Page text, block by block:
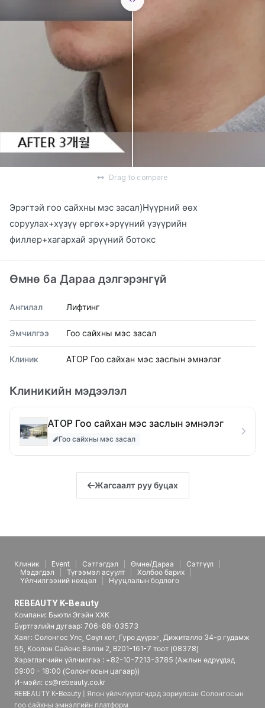
Drag to compare
Эрэгтэй гоо сайхны мэс засал)Нүүрний өөх
соруулах+хүзүү өргөх+эрүүний үзүүрийн
филлер+хагархай эрүүний ботокс
Өмнө ба Дараа дэлгэрэнгүй
Ангилал Лифтинг
Эмчилгээ Гоо сайхны мэс засал
Клиник ATOP Гоо сайхан мэс заслын эмнэлэг
Клиникийн мэдээлэл
ATOP Гоо сайхан мэс заслын эмнэлэг
Гоо сайхны мэс засал
Жагсаалт руу буцах
Клиник Event Сэтгэгдэл Өмнө/Дараа
Сэтгүүл
Мэдэгдэл
Түгээмэл асуулт
Холбоо барих
Үйлчилгээний нөхцөл
Нууцлалын бодлого
REBEAUTY K-Beauty
Компани: Бьюти Эгэйн ХХК
Бүртгэлийн дугаар: 706-88-03573
Хаяг: Солонгос Улс, Сөүл хот, Гуро дүүрэг, Дижиталло 34-р гудамж
55, Коолон Сайенс Вэлли 2, B201-161-7 тоот (08378)
Хэрэглэгчийн үйлчилгээ : +82-10-7213-3785 (Ажлын өдрүүдэд
09:00 - 18:00 (Солонгосын цагаар))
И-мэйл: cs@rebeauty.co.kr
REBEAUTY K-Beauty | Япон үйлчлүүлэгчдэд зориулсан Солонгосын
гоо сайхны эмнэлгийн платформ